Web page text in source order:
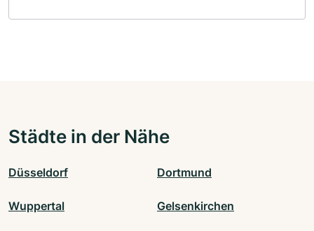
Städte in der Nähe
Düsseldorf Dortmund
Wuppertal Gelsenkirchen